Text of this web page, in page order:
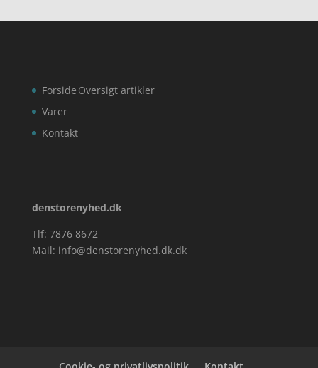
Forside
Varer
Kontakt
Oversigt artikler
denstorenyhed.dk
Tlf: 7876 8672
Mail: info@denstorenyhed.dk.dk